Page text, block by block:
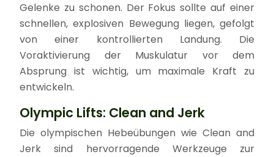
Gelenke zu schonen. Der Fokus sollte auf einer
schnellen, explosiven Bewegung liegen, gefolgt
von einer kontrollierten Landung. Die
Voraktivierung der Muskulatur vor dem
Absprung ist wichtig, um maximale Kraft zu
entwickeln.
Olympic Lifts: Clean and Jerk
Die olympischen Hebeübungen wie Clean and
Jerk sind hervorragende Werkzeuge zur